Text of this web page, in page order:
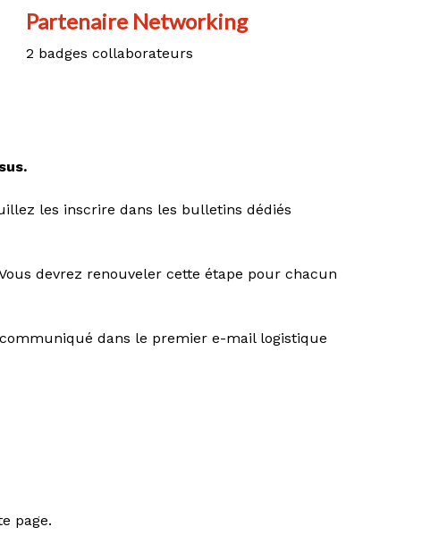
Partenaire Networking
2 badges collaborateurs
les inscrire dans les bulletins dédiés
devrez renouveler cette étape pour chacun
dans le premier e-mail logistique
page.